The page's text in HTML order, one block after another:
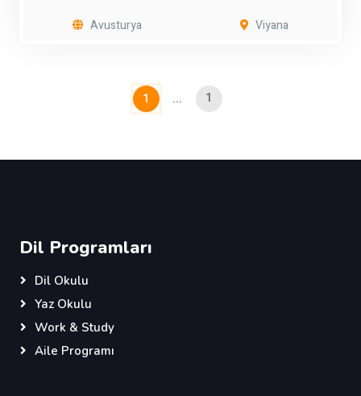
Avusturya Viyana
1 ... 1
Dil Programları
Dil Okulu
Yaz Okulu
Work & Study
Aile Programı